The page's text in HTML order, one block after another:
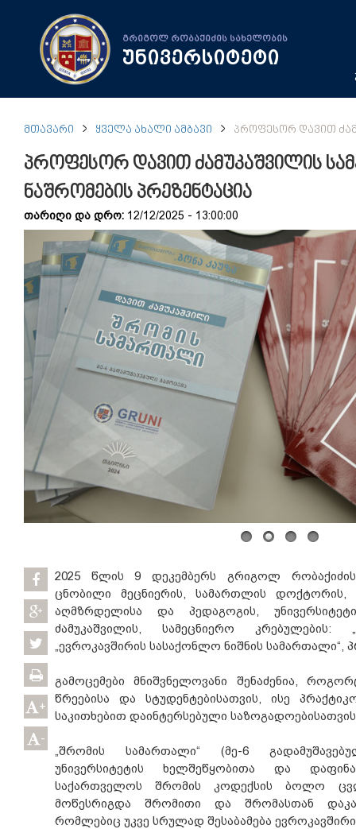
გრიგოლ რობაქიძის სახელობის
უნივერსიტეტი
ᲛᲗᲐᲕᲐᲠᲘ ᲧᲕᲔᲚᲐ ᲐᲮᲐᲚᲘ ᲐᲛᲑᲐᲕᲘ ᲞᲠᲝᲤᲔᲡᲝᲠ ᲓᲐᲕᲘᲗ
პროფესორ დავით ძამუკაშვილის
ნაშრომების პრეზენტაცია
თარიღი და დრო: 12/12/2025 - 13:00:00
+
-
2025 წლის 9 დეკემბერს გრიგოლ რობაქიძის
ცნობილი მეცნიერის, სამართლის დოქტორის,
აღმზრდელისა და პედაგოგის,
ძამუკაშვილის, სამეცნიერო
„ევროკავშირის სასაქონლო ნიშნის სამართალი“,
გამოცემები მნიშვნელოვანი შენაძენია,
წრეებისა და სტუდენტებისათვის, ისე
საკითხებით დაინტერსებული
„შრომის სამართალი“ (მე-6
უნივერსიტეტის ხელშეწყობითა და
საქართველოს შრომის კოდექსის ბოლო
მოწესრიგდა შრომითი და შრომასთან
რომლებიც უკვე სრულად შესაბამება